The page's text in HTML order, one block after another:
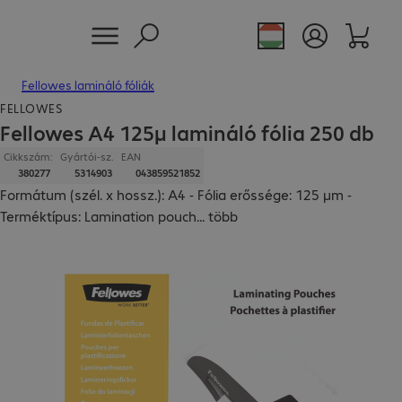
Fellowes lamináló fóliák
FELLOWES
Fellowes A4 125µ lamináló fólia 250 db
Cikkszám:
380277
Gyártói-sz.
5314903
EAN
043859521852
Formátum (szél. x hossz.): A4 - Fólia erőssége: 125 μm -
Terméktípus: Lamination pouch...több